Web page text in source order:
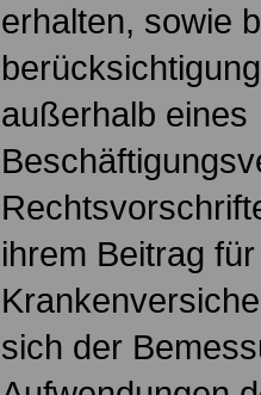
erhalten, sowie
außerhalb eines
ihrem Beitrag
sich der